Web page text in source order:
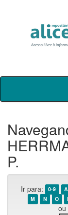
Skip
P.
Ir para: 0-9 A
M
N O
ou